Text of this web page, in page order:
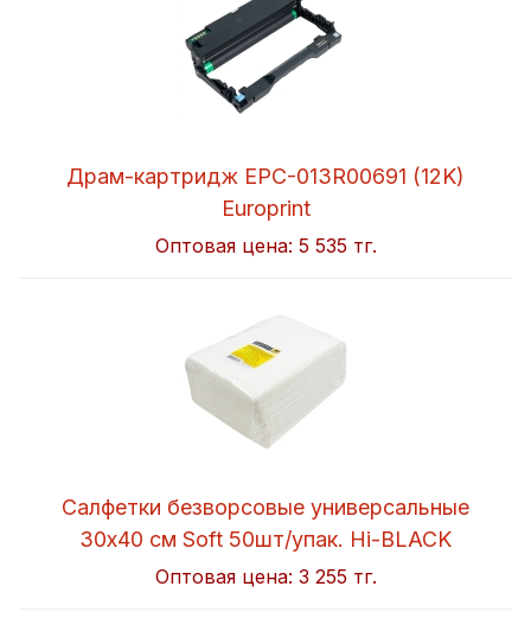
Драм-картридж EPC-013R00691 (12K)
Europrint
Оптовая цена: 5 535 тг.
Салфетки безворсовые универсальные
30x40 см Soft 50шт/упак. Hi-BLACK
Оптовая цена: 3 255 тг.